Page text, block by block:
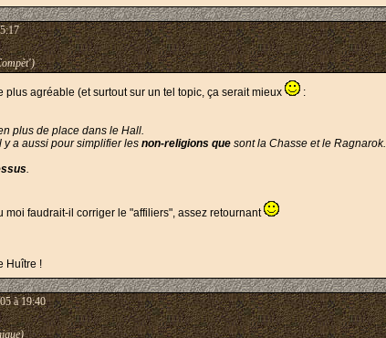
agréable (et surtout sur un tel topic, ça serait mieux :
plus de place dans le Hall.
a aussi pour simplifier les non-religions que sont la Chasse et le Ragnarok.
.
moi faudrait-il corriger le "affiliers", assez retournant
Huître !
à 19:40